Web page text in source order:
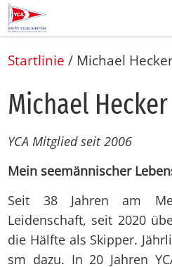
Startlinie / Mi­cha­el
Mi­cha­el He­cker
YCA Mitglied seit 2006
Mein seemännischer
Seit 38 Jahren am
Leidenschaft, seit 2020
die Hälfte als Skipper.
sm dazu. In 20 Jahren